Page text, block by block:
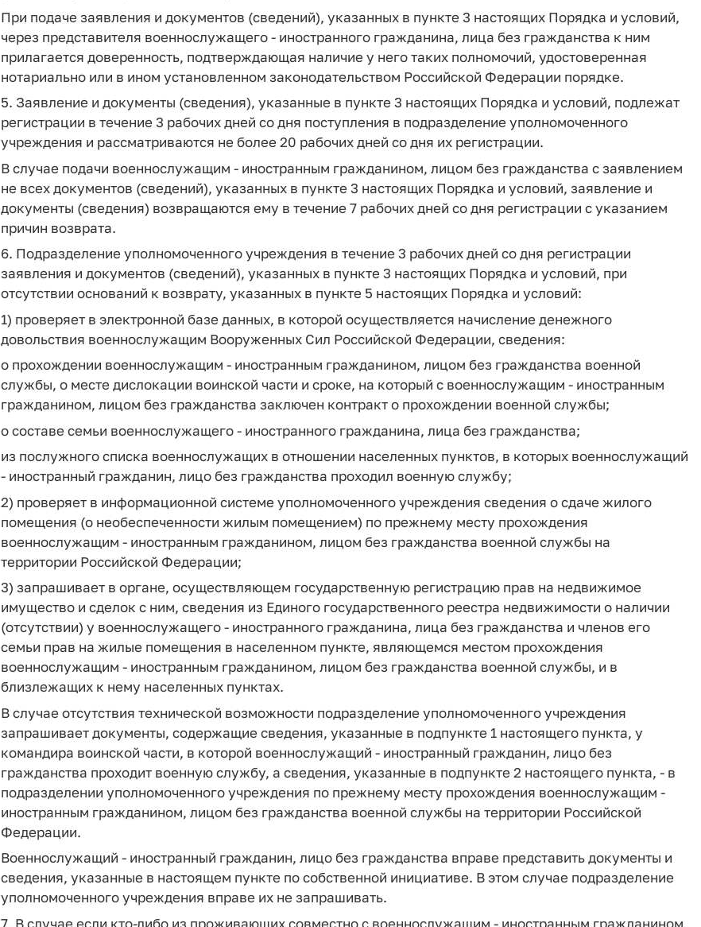
При подаче заявления и документов (сведений), указанных в пункте 3 настоящих Порядка и условий,
через представителя военнослужащего - иностранного гражданина, лица без гражданства к ним
прилагается доверенность, подтверждающая наличие у него таких полномочий, удостоверенная
нотариально или в ином установленном законодательством Российской Федерации порядке.
5. Заявление и документы (сведения), указанные в пункте 3 настоящих Порядка и условий, подлежат
регистрации в течение 3 рабочих дней со дня поступления в подразделение уполномоченного
учреждения и рассматриваются не более 20 рабочих дней со дня их регистрации.
В случае подачи военнослужащим - иностранным гражданином, лицом без гражданства с заявлением
не всех документов (сведений), указанных в пункте 3 настоящих Порядка и условий, заявление и
документы (сведения) возвращаются ему в течение 7 рабочих дней со дня регистрации с указанием
причин возврата.
6. Подразделение уполномоченного учреждения в течение 3 рабочих дней со дня регистрации
заявления и документов (сведений), указанных в пункте 3 настоящих Порядка и условий, при
отсутствии оснований к возврату, указанных в пункте 5 настоящих Порядка и условий:
1) проверяет в электронной базе данных, в которой осуществляется начисление денежного
довольствия военнослужащим Вооруженных Сил Российской Федерации, сведения:
о прохождении военнослужащим - иностранным гражданином, лицом без гражданства военной
службы, о месте дислокации воинской части и сроке, на который с военнослужащим - иностранным
гражданином, лицом без гражданства заключен контракт о прохождении военной службы;
о составе семьи военнослужащего - иностранного гражданина, лица без гражданства;
из послужного списка военнослужащих в отношении населенных пунктов, в которых военнослужащий
- иностранный гражданин, лицо без гражданства проходил военную службу;
2) проверяет в информационной системе уполномоченного учреждения сведения о сдаче жилого
помещения (о необеспеченности жилым помещением) по прежнему месту прохождения
военнослужащим - иностранным гражданином, лицом без гражданства военной службы на
территории Российской Федерации;
3) запрашивает в органе, осуществляющем государственную регистрацию прав на недвижимое
имущество и сделок с ним, сведения из Единого государственного реестра недвижимости о наличии
(отсутствии) у военнослужащего - иностранного гражданина, лица без гражданства и членов его
семьи прав на жилые помещения в населенном пункте, являющемся местом прохождения
военнослужащим - иностранным гражданином, лицом без гражданства военной службы, и в
близлежащих к нему населенных пунктах.
В случае отсутствия технической возможности подразделение уполномоченного учреждения
запрашивает документы, содержащие сведения, указанные в подпункте 1 настоящего пункта, у
командира воинской части, в которой военнослужащий - иностранный гражданин, лицо без
гражданства проходит военную службу, а сведения, указанные в подпункте 2 настоящего пункта, - в
подразделении уполномоченного учреждения по прежнему месту прохождения военнослужащим -
иностранным гражданином, лицом без гражданства военной службы на территории Российской
Федерации.
Военнослужащий - иностранный гражданин, лицо без гражданства вправе представить документы и
сведения, указанные в настоящем пункте по собственной инициативе. В этом случае подразделение
уполномоченного учреждения вправе их не запрашивать.
7. В случае если кто-либо из проживающих совместно с военнослужащим - иностранным гражданином,